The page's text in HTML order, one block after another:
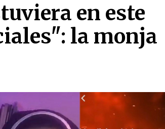
en este
la monja